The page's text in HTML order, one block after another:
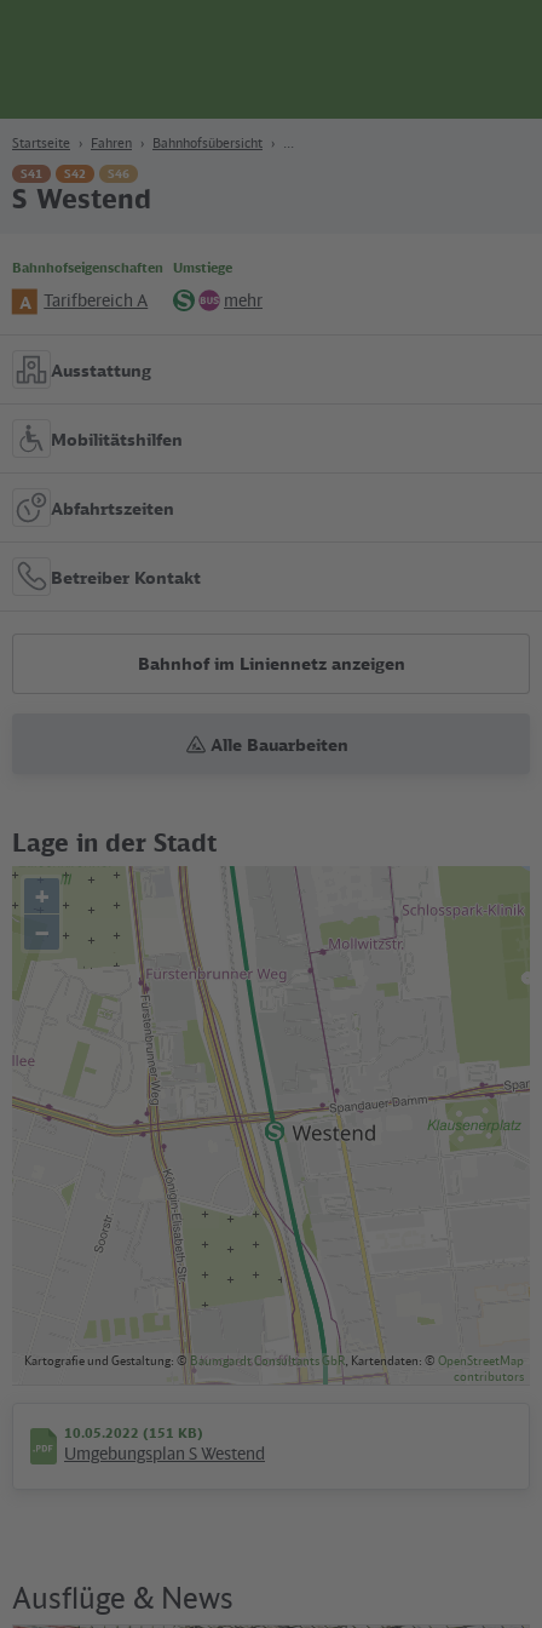
Startseite Fahren Bahnhofsübersicht
S41 S42 S46
S Westend
Bahnhofseigenschaften
A Tarifbereich A
Umstiege
mehr
Ausstattung
Mobilitätshilfen
Abfahrtszeiten
Betreiber Kontakt
Bahnhof im Liniennetz anzeigen
Alle Bauarbeiten
Lage in der Stadt
+
–
Kartografie und Gestaltung: © Baumgardt Consultants GbR , Kartendaten: ©OpenStreetMap
contributors
10.05.2022 (151 KB)
Umgebungsplan S Westend
Ausflüge & News